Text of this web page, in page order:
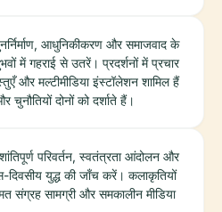
आधुनिकीकरण और समाजवाद के
में गहराई से उतरें। प्रदर्शनों में प्रचार
और मल्टीमीडिया इंस्टॉलेशन शामिल हैं
चुनौतियों दोनों को दर्शाते हैं।
परिवर्तन, स्वतंत्रता आंदोलन और
युद्ध की जाँच करें। कलाकृतियों
संग्रह सामग्री और समकालीन मीडिया